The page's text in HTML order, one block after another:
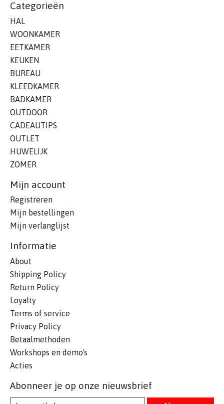
Categorieën
HAL
WOONKAMER
EETKAMER
KEUKEN
BUREAU
KLEEDKAMER
BADKAMER
OUTDOOR
CADEAUTIPS
OUTLET
HUWELIJK
ZOMER
Mijn account
Registreren
Mijn bestellingen
Mijn verlanglijst
Informatie
About
Shipping Policy
Return Policy
Loyalty
Terms of service
Privacy Policy
Betaalmethoden
Workshops en demo's
Acties
Abonneer je op onze nieuwsbrief